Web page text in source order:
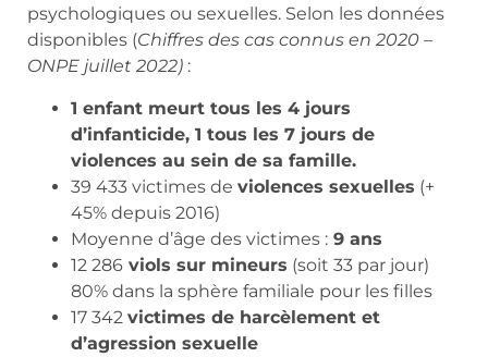
psychologiques ou sexuelles. Selon les données
disponibles (Chiffres des cas connus en 2020 –
ONPE juillet 2022) :
1 enfant meurt tous les 4 jours
d’infanticide, 1 tous les 7 jours de
violences au sein de sa famille.
39 433 victimes de violences sexuelles (+
45% depuis 2016)
Moyenne d’âge des victimes : 9 ans
12 286 viols sur mineurs (soit 33 par jour)
80% dans la sphère familiale pour les filles
17 342 victimes de harcèlement et
d’agression sexuelle